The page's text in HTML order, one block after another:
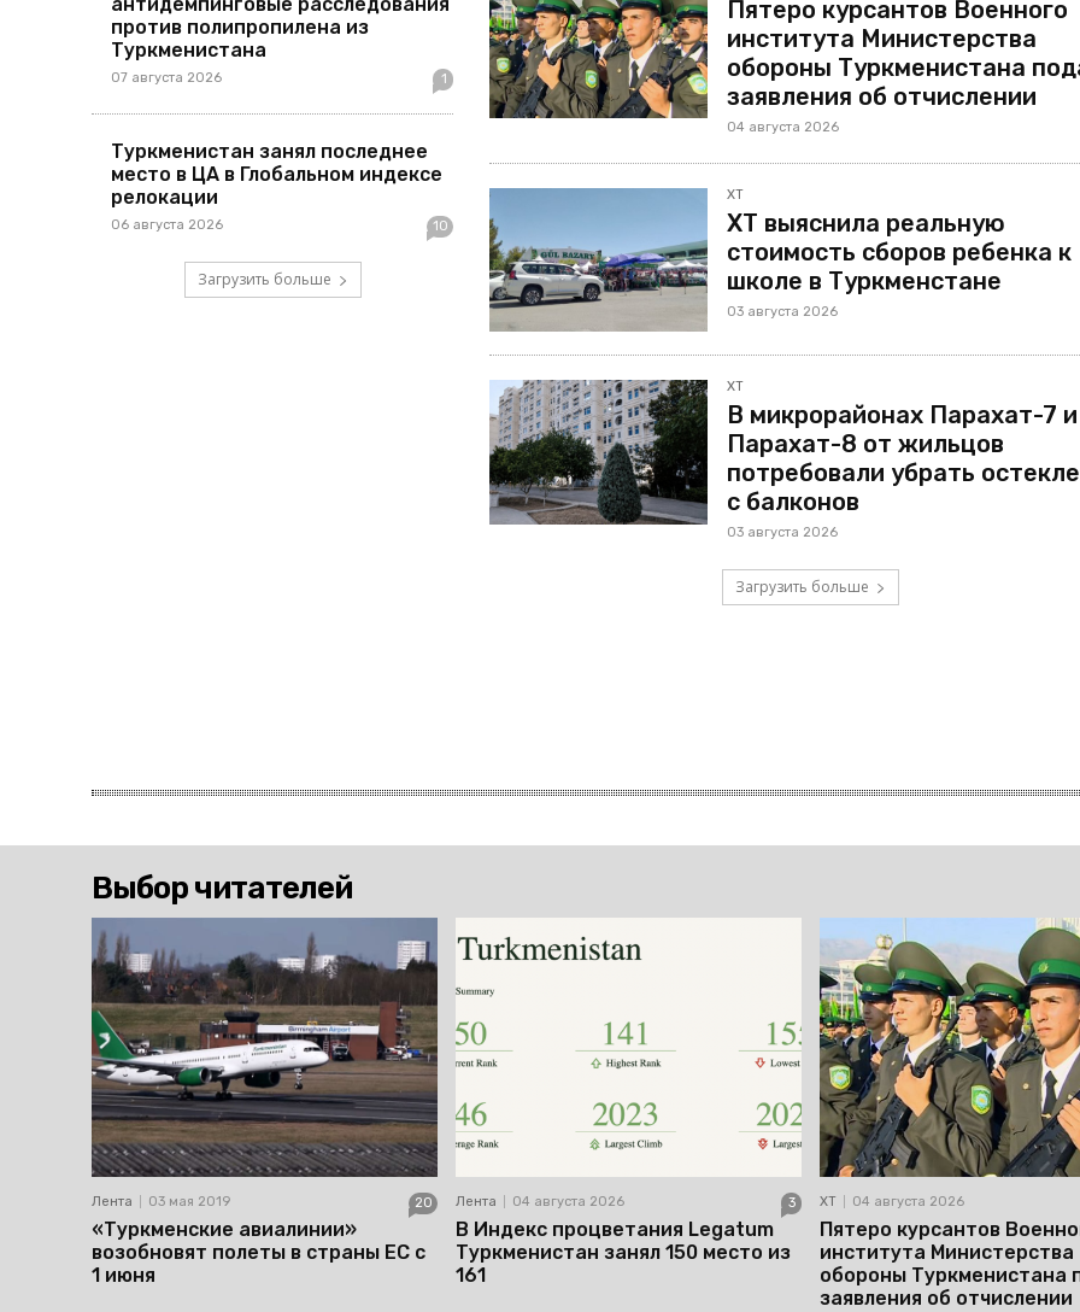
против полипропилена из
Туркменистана
07 августа 2026 1
Туркменистан занял последнее
место в ЦА в Глобальном индексе
релокации
06 августа 2026 10
Загрузить больше
Пятеро курсантов Военного
института Министерства
обороны Туркменистана
заявления об отчислении
04 августа 2026
ХТ
ХТ выяснила реальную
стоимость сборов ребенка к
школе в Туркменстане
03 августа 2026
ХТ
В микрорайонах Парахат-7 и
Парахат-8 от жильцов
потребовали убрать
с балконов
03 августа 2026
Загрузить больше
Выбор читателей
Лента 03 мая 2019 20
«Туркменские авиалинии»
возобновят полеты в страны ЕС с
1 июня
Лента 04 августа 2026 3
В Индекс процветания Legatum
Туркменистан занял 150 место из
161
ХТ 04 августа 2026
Пятеро курсантов
института Министерства
обороны Туркменистана
заявления об отчислении